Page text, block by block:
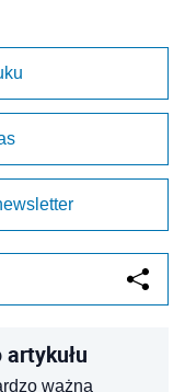
ważna